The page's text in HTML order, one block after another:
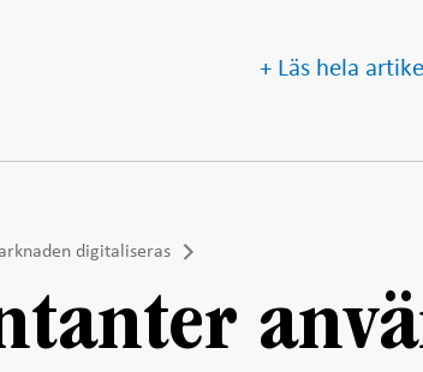
+ Läs hela
digitaliseras